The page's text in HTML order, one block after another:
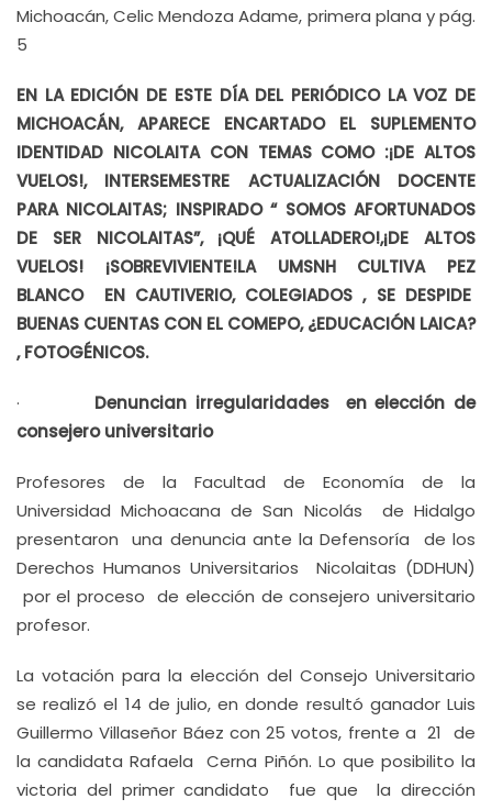
Michoacán, Celic Mendoza Adame, primera plana y pág.
5
EN LA EDICIÓN DE ESTE DÍA DEL PERIÓDICO LA VOZ DE
MICHOACÁN, APARECE ENCARTADO EL SUPLEMENTO
IDENTIDAD NICOLAITA CON TEMAS COMO :¡DE ALTOS
VUELOS!, INTERSEMESTRE ACTUALIZACIÓN DOCENTE
PARA NICOLAITAS; INSPIRADO “ SOMOS AFORTUNADOS
DE SER NICOLAITAS”, ¡QUÉ ATOLLADERO!,¡DE ALTOS
VUELOS! ¡SOBREVIVIENTE!LA UMSNH CULTIVA PEZ
BLANCO EN CAUTIVERIO, COLEGIADOS , SE DESPIDE
BUENAS CUENTAS CON EL COMEPO, ¿EDUCACIÓN LAICA?
, FOTOGÉNICOS.
· Denuncian irregularidades en elección de
consejero universitario
Profesores de la Facultad de Economía de la
Universidad Michoacana de San Nicolás de Hidalgo
presentaron una denuncia ante la Defensoría de los
Derechos Humanos Universitarios Nicolaitas (DDHUN)
por el proceso de elección de consejero universitario
profesor.
La votación para la elección del Consejo Universitario
se realizó el 14 de julio, en donde resultó ganador Luis
Guillermo Villaseñor Báez con 25 votos, frente a 21 de
la candidata Rafaela Cerna Piñón. Lo que posibilito la
victoria del primer candidato fue que la dirección